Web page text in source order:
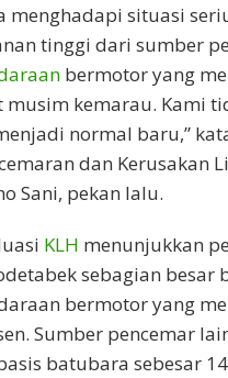
menghadapi situasi
tinggi dari sumber
bermotor yang
musim kemarau. Kami
normal baru,”
dan Kerusakan
Sani, pekan lalu.
KLH menunjukkan
sebagian
bermotor yang
Sumber pencemar
batubara sebesar